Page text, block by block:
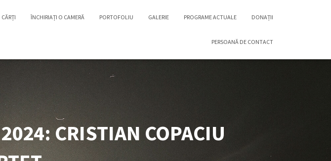
CĂRȚI ÎNCHIRIAȚI O CAMERĂ PORTOFOLIU GALERIE PROGRAME ACTUALE DONAȚII
PERSOANĂ DE CONTACT
CRISTIAN COPACIU